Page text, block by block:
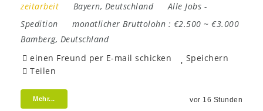
zeitarbeit
Bayern, Deutschland Alle Jobs -
Spedition
monatlicher Bruttolohn : €2.500 ~ €3.000
Bamberg, Deutschland
einen Freund per E-mail schicken
Speichern
Teilen
Mehr... vor 16 Stunden